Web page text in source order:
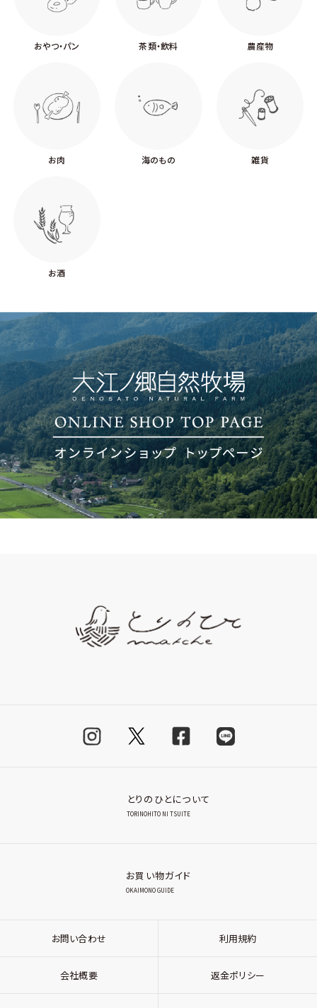
おやつ・パン 茶類・飲料 農産物
お肉 海のもの 雑貨
お酒
とりのひとについて
TORINOHITO NI TSUITE
お買い物ガイド
OKAIMONO GUIDE
お問い合わせ 利用規約
会社概要 返金ポリシー